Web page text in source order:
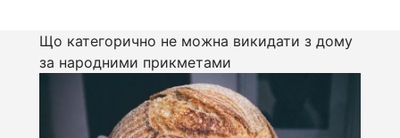
Що категорично не можна викидати з дому
за народними прикметами